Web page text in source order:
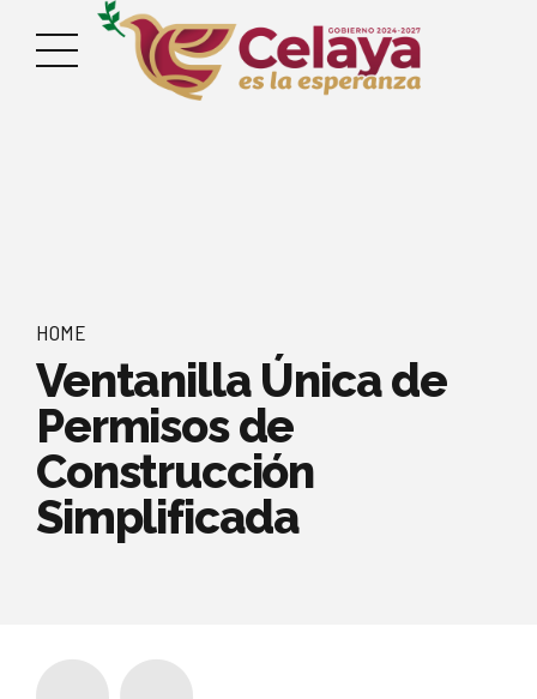
HOME
Ventanilla Única de
Permisos de
Construcción
Simplificada